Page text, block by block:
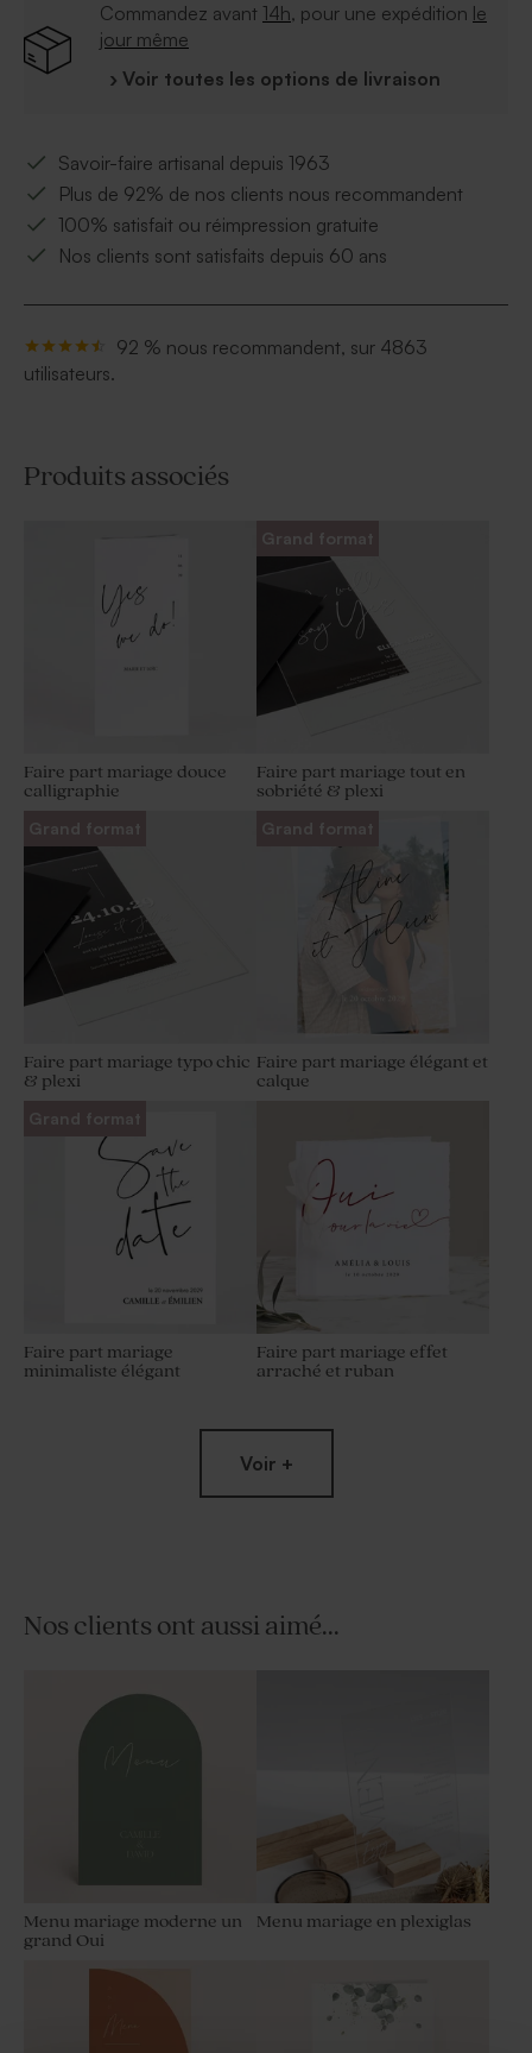
Commandez avant 14h, pour une expédition le
jour même
› Voir toutes les options de livraison
Savoir-faire artisanal depuis 1963
Plus de 92% de nos clients nous recommandent
100% satisfait ou réimpression gratuite
Nos clients sont satisfaits depuis 60 ans
92 % nous recommandent, sur 4863
utilisateurs.
Produits associés
Faire part mariage douce
calligraphie
Grand format
Faire part mariage tout en
sobriété & plexi
Grand format
Faire part mariage typo chic
& plexi
Grand format
Faire part mariage élégant et
calque
Grand format
Faire part mariage
minimaliste élégant
Faire part mariage effet
arraché et ruban
élégante petit format
Papier
épais paysage et photo
Papier
Voir +
Nos clients ont aussi aimé...
Menu mariage moderne un
grand Oui
Menu mariage en plexiglas